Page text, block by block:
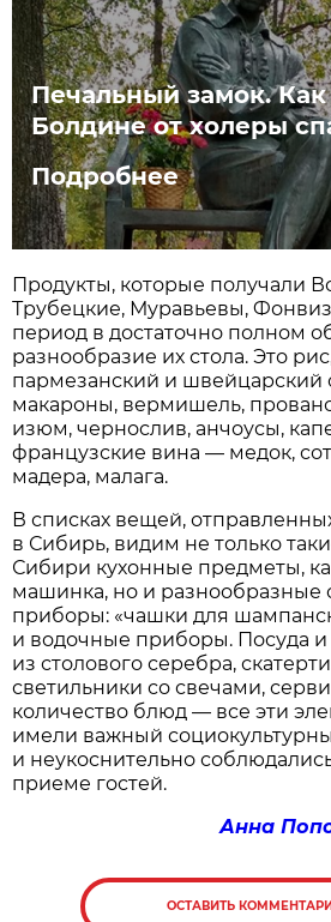
Печальный замок.
Болдине от холеры
Подробнее
Продукты, которые получали
Трубецкие, Муравьевы,
период в достаточно полном
разнообразие их стола. Это
пармезанский и швейцарский
макароны, вермишель,
изюм, чернослив, анчоусы,
французские вина — медок,
мадера, малага.
В списках вещей,
в Сибирь, видим не только
Сибири кухонные предметы,
машинка, но и разнообразные
приборы: «чашки для
и водочные приборы. Посуда
из столового серебра,
светильники со свечами,
количество блюд — все эти
имели важный
и неукоснительно
приеме гостей.
Анна
ОСТАВИТЬ